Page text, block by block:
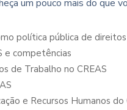
um pouco mais do que
política pública de direitos
e competências
de Trabalho no CREAS
e Recursos Humanos do